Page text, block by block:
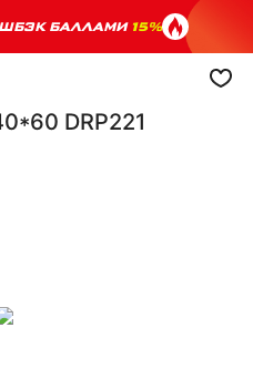
БАЛЛАМИ15%
DRP221